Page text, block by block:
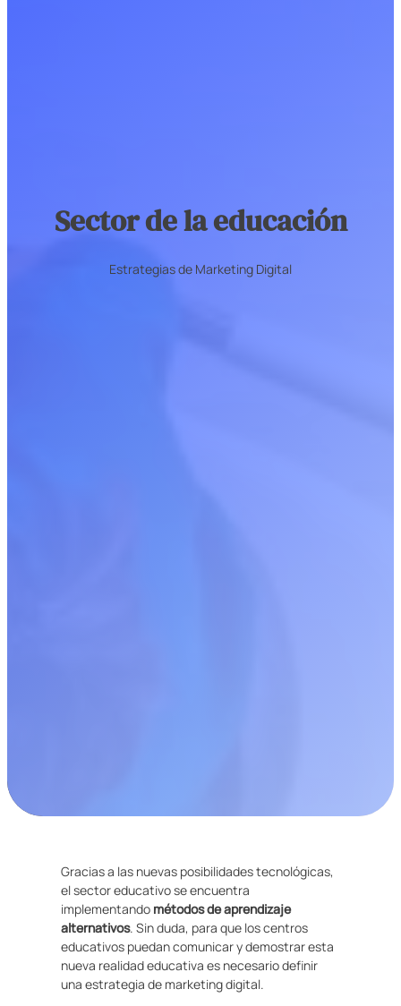
Sector de la educación
Estrategias de Marketing Digital
Gracias a las nuevas posibilidades tecnológicas,
el sector educativo se encuentra
implementando métodos de aprendizaje
alternativos. Sin duda, para que los centros
educativos puedan comunicar y demostrar esta
nueva realidad educativa es necesario definir
una estrategia de marketing digital.